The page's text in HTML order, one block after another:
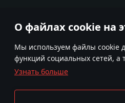
О файлах cookie на
Мы используем файлы cookie
функций социальных сетей,
Узнать больше